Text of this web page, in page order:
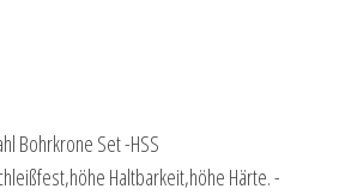
Bohrkrone Set -HSS
Haltbarkeit,höhe Härte. -